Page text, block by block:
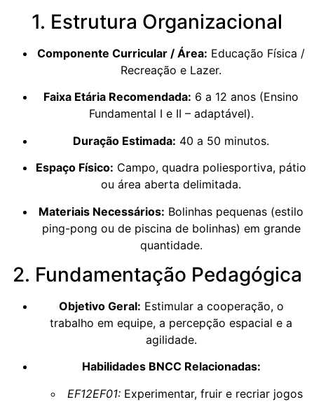
1. Estrutura Organizacional
Componente Curricular / Área: Educação Física /
Recreação e Lazer.
Faixa Etária Recomendada: 6 a 12 anos (Ensino
Fundamental I e II – adaptável).
Duração Estimada: 40 a 50 minutos.
Espaço Físico: Campo, quadra poliesportiva, pátio
ou área aberta delimitada.
Materiais Necessários: Bolinhas pequenas (estilo
ping-pong ou de piscina de bolinhas) em grande
quantidade.
2. Fundamentação Pedagógica
Objetivo Geral: Estimular a cooperação, o
trabalho em equipe, a percepção espacial e a
agilidade.
Habilidades BNCC Relacionadas:
EF12EF01: Experimentar, fruir e recriar jogos